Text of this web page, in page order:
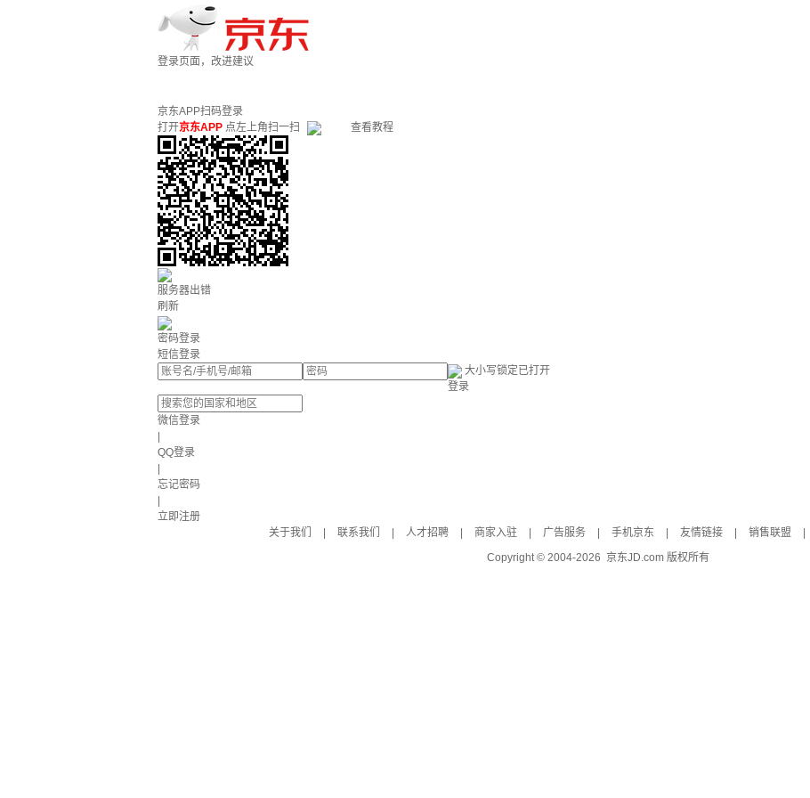
登录页面，改进建议
京东APP扫码登录
打开京东APP 点左上角扫一扫 查看教程
服务器出错
刷新
密码登录
短信登录
大小写锁定已打开
登录
微信登录
QQ登录
忘记密码
立即注册
关于我们
联系我们 人才招聘 商家入驻 广告服务 手机京东 友情链接 销售联盟
Copyright © 2004-2026 京东JD.com 版权所有